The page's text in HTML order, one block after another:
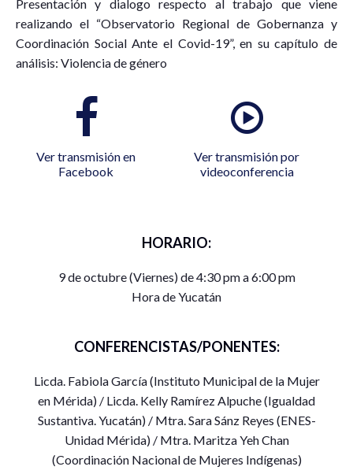
Presentación y dialogo respecto al trabajo que viene
realizando el “Observatorio Regional de Gobernanza y
Coordinación Social Ante el Covid-19”, en su capítulo de
análisis: Violencia de género
Ver transmisión en
Facebook
Ver transmisión por
videoconferencia
HORARIO:
9 de octubre (Viernes) de 4:30 pm a 6:00 pm
Hora de Yucatán
CONFERENCISTAS/PONENTES:
Licda. Fabiola García (Instituto Municipal de la Mujer
en Mérida) / Licda. Kelly Ramírez Alpuche (Igualdad
Sustantiva. Yucatán) / Mtra. Sara Sánz Reyes (ENES-
Unidad Mérida) / Mtra. Maritza Yeh Chan
(Coordinación Nacional de Mujeres Indígenas)